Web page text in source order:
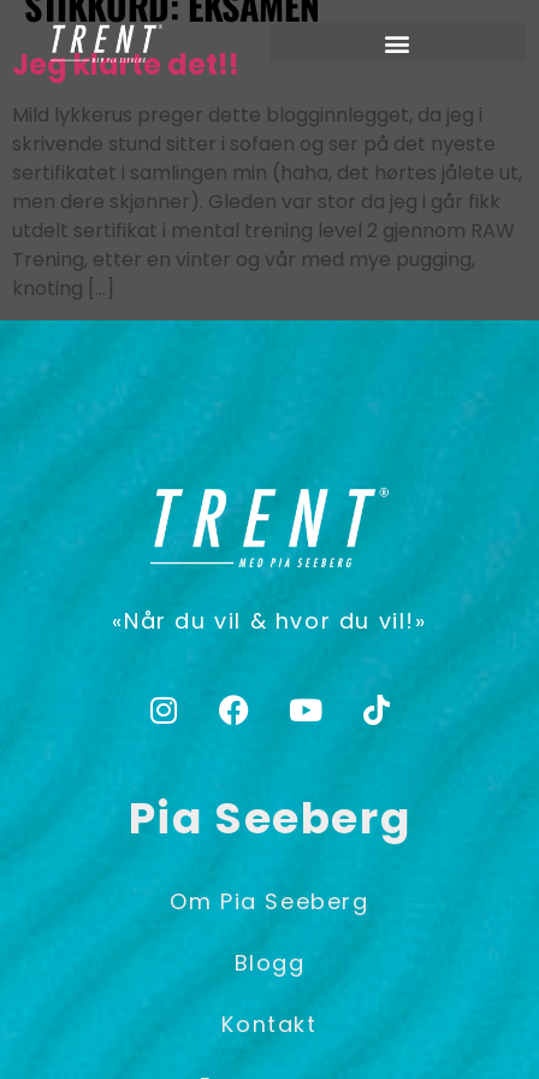
Jeg klarte det!!
Mild lykkerus preger dette blogginnlegget, da jeg i
skrivende stund sitter i sofaen og ser på det nyeste
sertifikatet i samlingen min (haha, det hørtes jålete ut,
men dere skjønner). Gleden var stor da jeg i går fikk
utdelt sertifikat i mental trening level 2 gjennom RAW
Trening, etter en vinter og vår med mye pugging,
knoting […]
«Når du vil & hvor du vil!»
Pia Seeberg
Om Pia Seeberg
Blogg
Kontakt